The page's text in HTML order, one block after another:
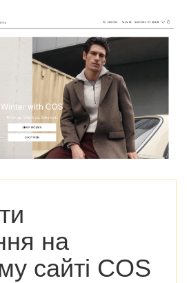
на
сайті COS